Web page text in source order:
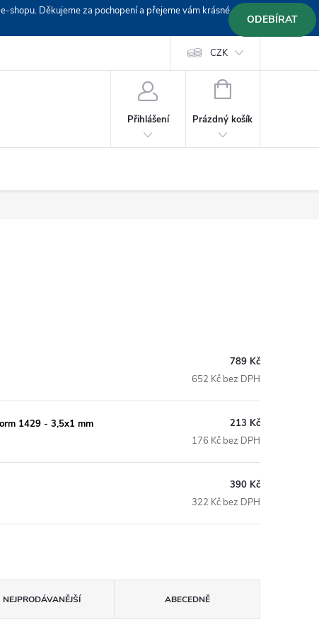
shopu. Děkujeme za pochopení a přejeme vám krásné
Platba GoPay +420 603 319382
CZK
Přihlášení
NÁKUPNÍ
Prázdný košík
ODEBÍRAT
789 Kč
652 Kč bez DPH
1429 - 3,5x1 mm
213 Kč
176 Kč bez DPH
390 Kč
322 Kč bez DPH
NEJPRODÁVANĚJŠÍ ABECEDNĚ